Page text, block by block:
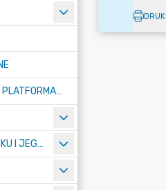
ZAMÓWIENIA PUBLICZNE - PLATFORMA ZAKUPOWA (OD 01.05.2025R.)
INFORMACJE O ŚRODOWISKU I JEGO OCHRONIE